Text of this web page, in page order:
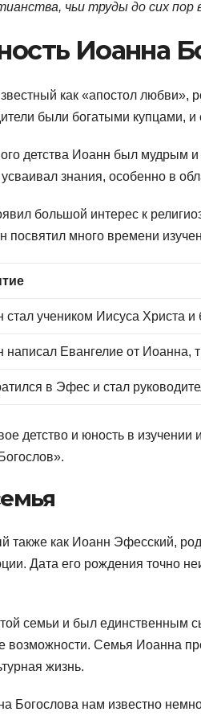
чьи труды до сих
Иоанна
как «апостол
были богатыми купцами,
детства Иоанн был мудрым
знания, особенно в
большой интерес к
посвятил много времени
стал учеником Иисуса Христа
написал Евангелие от Иоанна,
в Эфес и стал
детство и юность в изучении
также как Иоанн Эфесский,
Дата его рождения точно
семьи и был единственным
возможности. Семья Иоанна
жизнь.
Богослова нам известно